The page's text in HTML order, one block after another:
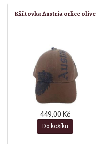
Kšiltovka Austria orlice olive
449,00 Kč
Do košíku